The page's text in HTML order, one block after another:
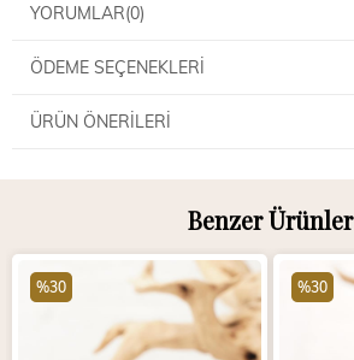
YORUMLAR(0)
ÖDEME SEÇENEKLERI
ÜRÜN ÖNERILERI
Benzer Ürünler
%30 %30